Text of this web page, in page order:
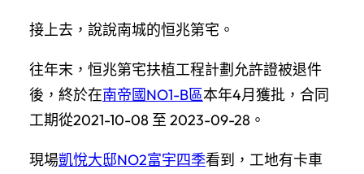
接上去，說說南城的恒兆第宅。
往年末，恒兆第宅扶植工程計劃允許證被退件
後，終於在南帝國NO1-B區本年4月獲批，合同
工期從2021-10-08 至 2023-09-28。
現場凱悅大邸NO2富宇四季看到，工地有卡車